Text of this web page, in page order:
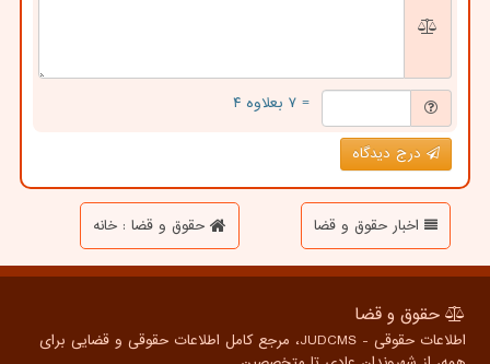
= ۷ بعلاوه ۴
درج دیدگاه
اخبار حقوق و قضا حقوق و قضا : خانه
حقوق و قضا
اطلاعات حقوقی - JUDCMS، مرجع کامل اطلاعات حقوقی و قضایی برای